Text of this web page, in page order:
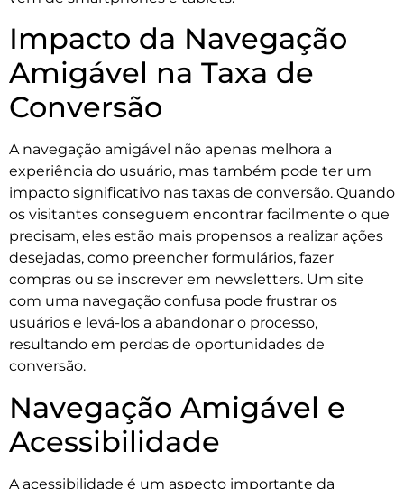
Impacto da Navegação
Amigável na Taxa de
Conversão
A navegação amigável não apenas melhora a
experiência do usuário, mas também pode ter um
impacto significativo nas taxas de conversão. Quando
os visitantes conseguem encontrar facilmente o que
precisam, eles estão mais propensos a realizar ações
desejadas, como preencher formulários, fazer
compras ou se inscrever em newsletters. Um site
com uma navegação confusa pode frustrar os
usuários e levá-los a abandonar o processo,
resultando em perdas de oportunidades de
conversão.
Navegação Amigável e
Acessibilidade
A acessibilidade é um aspecto importante da